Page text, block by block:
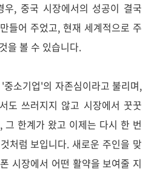
, 중국 시장에서의 성공이 결국
들어 주었고, 현재 세계적으로 주
을 볼 수 있습니다.
소기업'의 자존심이라고 불리며,
도 쓰러지지 않고 시장에서 꿋꿋
그 한계가 왔고 이제는 다시 한 번
처럼 보입니다. 새로운 주인을 맞
시장에서 어떤 활약을 보여줄 지